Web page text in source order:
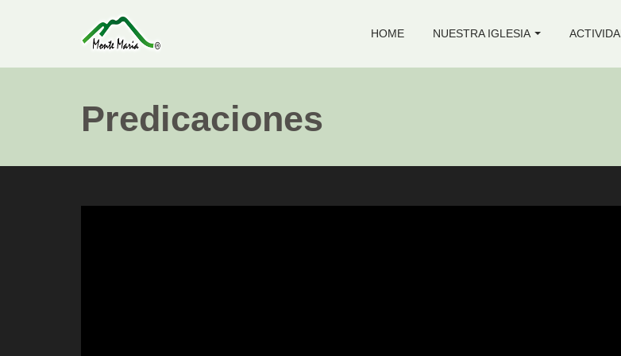
HOME NUESTRA IGLESIA
Predicaciones